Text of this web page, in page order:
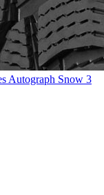
Autograph Snow 3